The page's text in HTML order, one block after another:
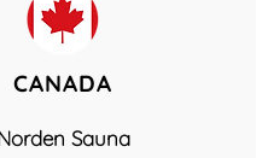
CANADA
Sauna